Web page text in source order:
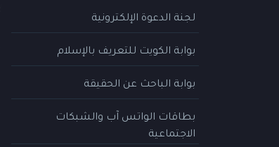
لجنة الدعوة الإلكترونية
بوابة الكويت للتعريف بالإسلام
بوابة الباحث عن الحقيقة
بطاقات الواتس آب والشبكات
الاجتماعية